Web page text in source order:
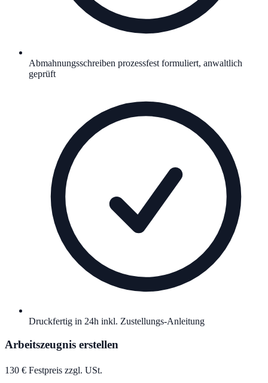
Abmahnungsschreiben prozessfest formuliert, anwaltlich
geprüft
Druckfertig in 24h inkl. Zustellungs-Anleitung
Arbeitszeugnis erstellen
130 € Festpreis zzgl. USt.